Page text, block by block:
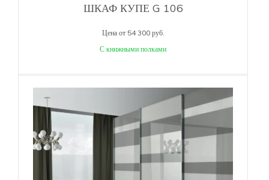
ШКАФ КУПЕ G 106
Цена от 54 300 руб.
С книжными полками